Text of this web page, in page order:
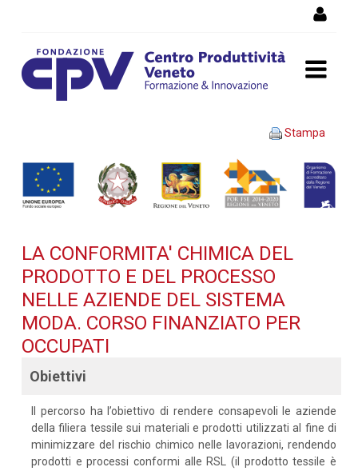
LA CONFORMITA' CHIMICA
DEL PRODOTTO E DEL
PROCESSO NELLE AZIENDE
finanziato per occupati -
Dettaglio corso di
formazione
Stampa
LA CONFORMITA' CHIMICA DEL
PRODOTTO E DEL PROCESSO
NELLE AZIENDE DEL SISTEMA
MODA. CORSO FINANZIATO PER
OCCUPATI
Obiettivi
Il percorso ha l’obiettivo di rendere consapevoli le aziende
della filiera tessile sui materiali e prodotti utilizzati al fine di
minimizzare del rischio chimico nelle lavorazioni, rendendo
prodotti e processi conformi alle RSL (il prodotto tessile è